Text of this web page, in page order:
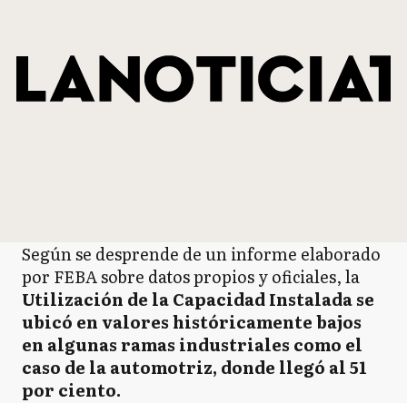
Según se desprende de un informe elaborado
por FEBA sobre datos propios y oficiales, la
Utilización de la Capacidad Instalada se
ubicó en valores históricamente bajos
en algunas ramas industriales como el
caso de la automotriz, donde llegó al 51
por ciento.